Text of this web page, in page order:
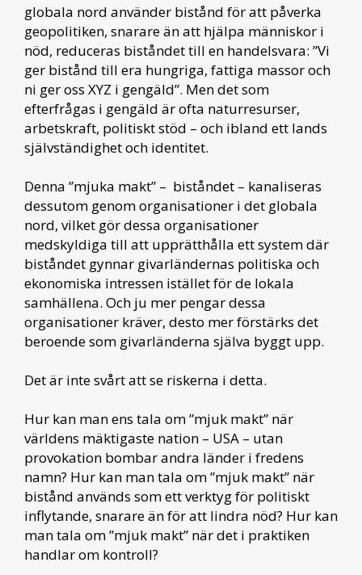
globala nord använder bistånd för att påverka
geopolitiken, snarare än att hjälpa människor i
nöd, reduceras biståndet till en handelsvara: ”Vi
ger bistånd till era hungriga, fattiga massor och
ni ger oss XYZ i gengäld”. Men det som
efterfrågas i gengäld är ofta naturresurser,
arbetskraft, politiskt stöd – och ibland ett lands
självständighet och identitet.
Denna ”mjuka makt” – biståndet – kanaliseras
dessutom genom organisationer i det globala
nord, vilket gör dessa organisationer
medskyldiga till att upprätthålla ett system där
biståndet gynnar givarländernas politiska och
ekonomiska intressen istället för de lokala
samhällena. Och ju mer pengar dessa
organisationer kräver, desto mer förstärks det
beroende som givarländerna själva byggt upp.
Det är inte svårt att se riskerna i detta.
Hur kan man ens tala om ”mjuk makt” när
världens mäktigaste nation – USA – utan
provokation bombar andra länder i fredens
namn? Hur kan man tala om ”mjuk makt” när
bistånd används som ett verktyg för politiskt
inflytande, snarare än för att lindra nöd? Hur kan
man tala om ”mjuk makt” när det i praktiken
handlar om kontroll?